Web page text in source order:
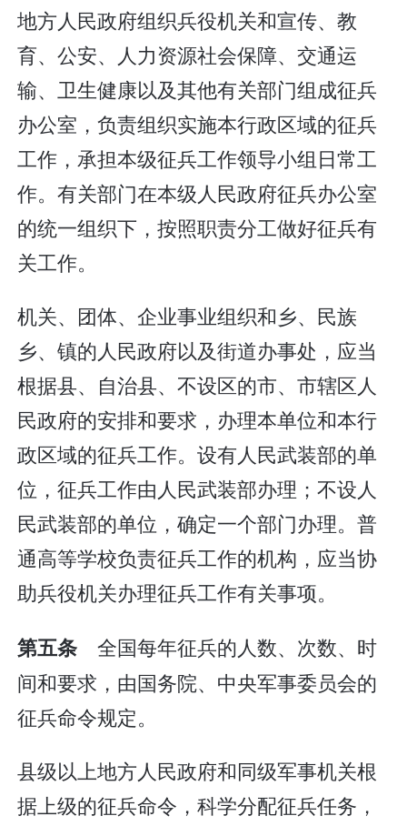
地方人民政府组织兵役机关和宣传、教
育、公安、人力资源社会保障、交通运
输、卫生健康以及其他有关部门组成征兵
办公室，负责组织实施本行政区域的征兵
工作，承担本级征兵工作领导小组日常工
作。有关部门在本级人民政府征兵办公室
的统一组织下，按照职责分工做好征兵有
关工作。
机关、团体、企业事业组织和乡、民族
乡、镇的人民政府以及街道办事处，应当
根据县、自治县、不设区的市、市辖区人
民政府的安排和要求，办理本单位和本行
政区域的征兵工作。设有人民武装部的单
位，征兵工作由人民武装部办理；不设人
民武装部的单位，确定一个部门办理。普
通高等学校负责征兵工作的机构，应当协
助兵役机关办理征兵工作有关事项。
第五条 全国每年征兵的人数、次数、时
间和要求，由国务院、中央军事委员会的
征兵命令规定。
县级以上地方人民政府和同级军事机关根
据上级的征兵命令，科学分配征兵任务，